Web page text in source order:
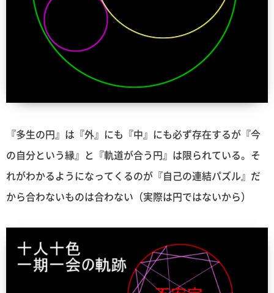
『多生の円』は『外』にも『中』にも必ず存在するが『今
の自分という縁』と『軌道が合う円』は限られている。そ
れがわかるようになってくるのが『自己の連結パズル』だ
から合わないものは合わない（実際は円ではないから）